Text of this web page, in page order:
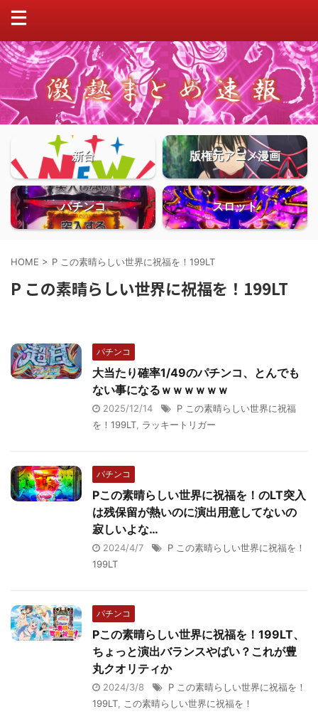
新台 版権元アニメ漫画
パチンコ スロット
HOME > P この素晴らしい世界に祝福を！199LT
P この素晴らしい世界に祝福を！199LT
パチンコ
大当たり確率1/49のパチンコ、とんでも
ない事になるｗｗｗｗｗｗ
2025/12/14
P この素晴らしい世界に祝福
を！199LT ラッキートリガー
パチンコ
Pこの素晴らしい世界に祝福を！のLT突入
は残保留が熱いのに演出用意してないの
寂しいよな…
2024/4/7
P この素晴らしい世界に祝福を！
199LT
パチンコ
Pこの素晴らしい世界に祝福を！199LT、
ちょっと演出バランスやばい？これが豊
丸クオリティか
2024/3/8
P この素晴らしい世界に祝福を！
199LT
この素晴らしい世界に祝福を！